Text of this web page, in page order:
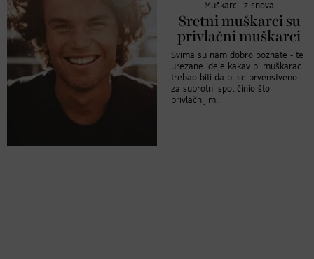
Muškarci iz snova
Sretni muškarci su
privlačni muškarci
Svima su nam dobro poznate - te
urezane ideje kakav bi muškarac
trebao biti da bi se prvenstveno
za suprotni spol činio što
privlačnijim.